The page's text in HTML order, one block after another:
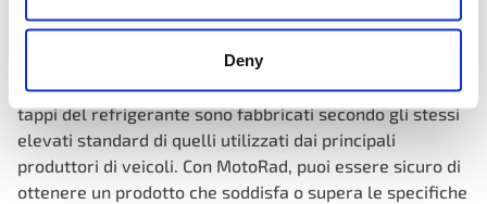
Deny
Garanzia di qualità OEM
In MotoRad, comprendiamo l’importanza della qualità
OEM nei componenti automobilistici. Ecco perché i nostri
tappi del refrigerante sono fabbricati secondo gli stessi
elevati standard di quelli utilizzati dai principali
produttori di veicoli. Con MotoRad, puoi essere sicuro di
ottenere un prodotto che soddisfa o supera le specifiche